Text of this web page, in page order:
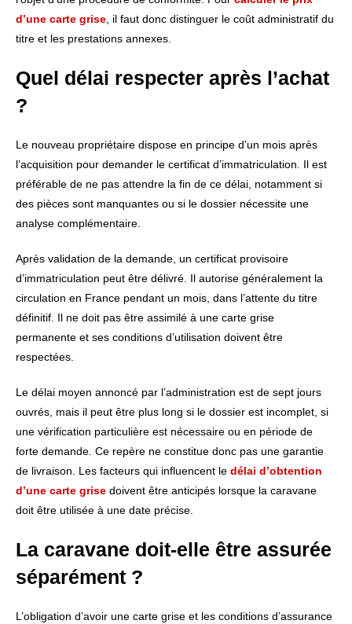
d’une carte grise , il faut donc distinguer le coût administratif du
titre et les prestations annexes.
Quel délai respecter après l’achat
?
Le nouveau propriétaire dispose en principe d’un mois après
l’acquisition pour demander le certificat d’immatriculation. Il est
préférable de ne pas attendre la fin de ce délai, notamment si
des pièces sont manquantes ou si le dossier nécessite une
analyse complémentaire.
Après validation de la demande, un certificat provisoire
d’immatriculation peut être délivré. Il autorise généralement la
circulation en France pendant un mois, dans l’attente du titre
définitif. Il ne doit pas être assimilé à une carte grise
permanente et ses conditions d’utilisation doivent être
respectées.
Le délai moyen annoncé par l’administration est de sept jours
ouvrés, mais il peut être plus long si le dossier est incomplet, si
une vérification particulière est nécessaire ou en période de
forte demande. Ce repère ne constitue donc pas une garantie
de livraison. Les facteurs qui influencent le délai d’obtention
d’une carte grise doivent être anticipés lorsque la caravane
doit être utilisée à une date précise.
La caravane doit-elle être assurée
séparément ?
L’obligation d’avoir une carte grise et les conditions d’assurance